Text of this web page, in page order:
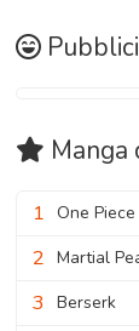
Manga
1 One Piece
2 Martial
3 Berserk